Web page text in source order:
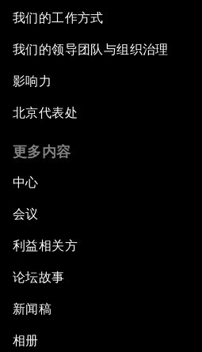
我们的工作方式
我们的领导团队与组织治理
影响力
北京代表处
更多内容
中心
会议
利益相关方
论坛故事
新闻稿
相册